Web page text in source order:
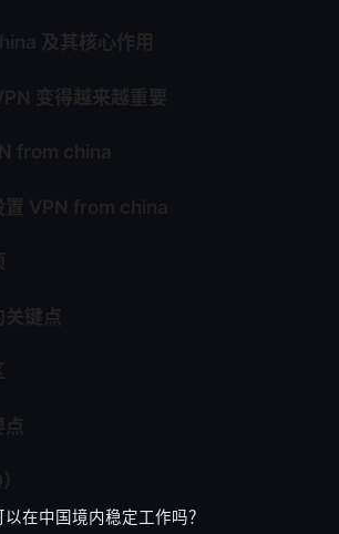
在中国境内稳定工作吗？